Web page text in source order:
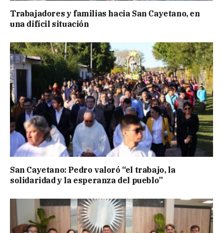
Trabajadores y familias hacia San Cayetano, en
una difícil situación
San Cayetano: Pedro valoró “el trabajo, la
solidaridad y la esperanza del pueblo”